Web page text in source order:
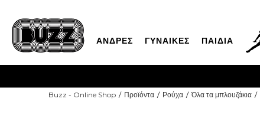
ΑΝΔΡΕΣ ΓΥΝΑΙΚΕΣ ΠΑΙΔΙΑ
Buzz - Online Shop Προϊόντα Ρούχα Όλα τα μπλουζάκια